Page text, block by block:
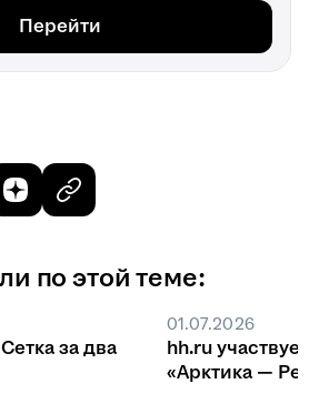
Перейти
по этой теме:
за два
01.07.2026
hh.ru
«Арктика —